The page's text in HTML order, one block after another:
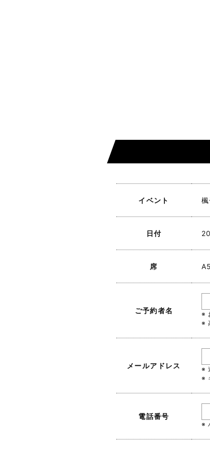
イベント
日付
席
ご予約者名
※
※
メールアドレス
※
※
電話番号
※